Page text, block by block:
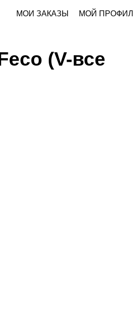
МОИ ЗАКАЗЫ МОЙ
(V-все